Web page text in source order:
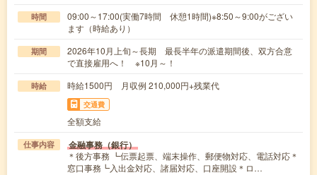
時間
09:00～17:00(実働7時間 休憩1時間)※8:50～9:00がござい
ます（時給あり）
期間
2026年10月上旬～長期 最長半年の派遣期間後、双方合意
で直接雇用へ！ ※10月～！
時給 時給1500円 月収例 210,000円+残業代
交通費
全額支給
仕事内容 金融事務（銀行）
＊後方事務 ┗伝票起票、端末操作、郵便物対応、電話対応＊
窓口事務┗入出金対応、諸届対応、口座開設＊ロ…